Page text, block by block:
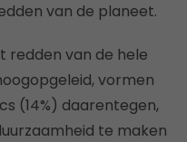
van de planeet.
redden van de hele
vormen
(14%) daarentegen,
te maken